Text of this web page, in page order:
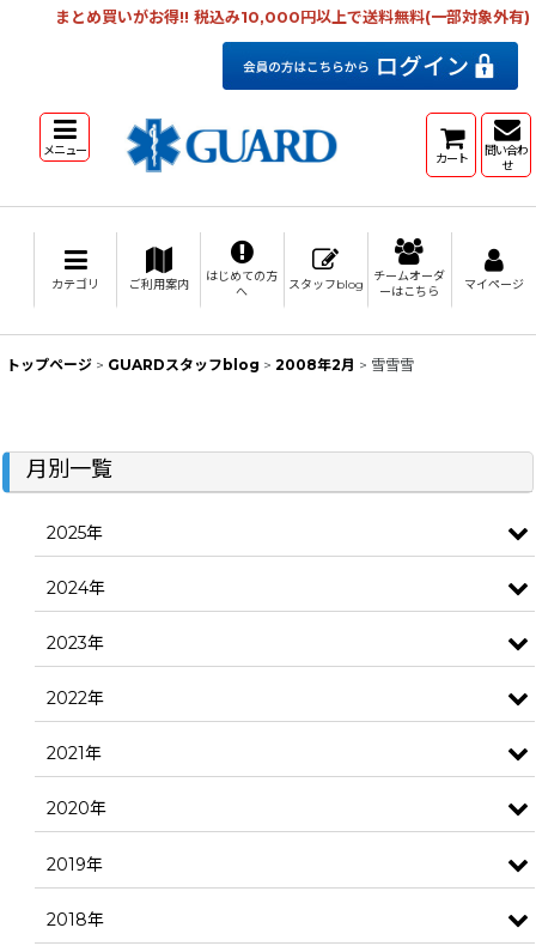
まとめ買いがお得!! 税込み10,000円以上で送料無料(一部対象外有)
メニュー カート
問い合わ
せ
カテゴリ ご利用案内
はじめての方
へ
スタッフblog
チームオーダ
ーはこちら
マイページ
トップページ > GUARDスタッフblog > 2008年2月 > 雪雪雪
月別一覧
2025年
2024年
2023年
2022年
2021年
2020年
2019年
2018年